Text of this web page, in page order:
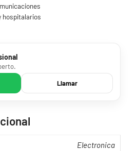
hospitalarios
Llamar
Electronica